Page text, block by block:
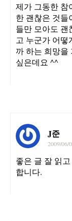
제가 그동한 참
한 괜찮은 것들
들만 모아도 괜
고 누군가 어떻
까 하는 희망을
싶은데요 ^^
J준
2009/06/
좋은 글 잘 읽
합니다.